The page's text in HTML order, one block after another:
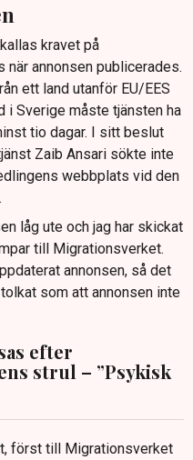
kravet på
annonsen publicerades.
ett land utanför EU/EES
i Sverige måste tjänsten ha
tio dagar. I sitt beslut
Zaib Ansari sökte inte
webbplats vid den
låg ute och jag har skickat
till Migrationsverket.
annonsen, så det
som att annonsen inte
efter
strul – ”Psykisk
först till Migrationsverket